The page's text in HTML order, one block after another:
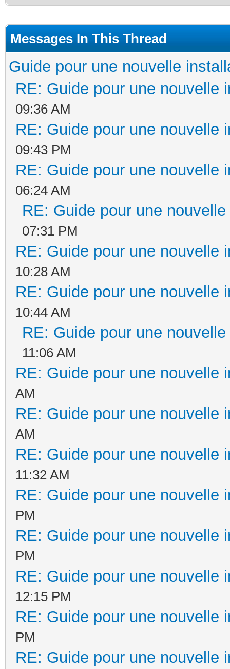
Messages In This Thread
Guide pour une nouvelle
RE: Guide pour une nouvelle
09:36 AM
RE: Guide pour une nouvelle
09:43 PM
RE: Guide pour une nouvelle
06:24 AM
RE: Guide pour une
07:31 PM
RE: Guide pour une nouvelle
10:28 AM
RE: Guide pour une nouvelle
10:44 AM
RE: Guide pour une
11:06 AM
RE: Guide pour une nouvelle
AM
RE: Guide pour une nouvelle
AM
RE: Guide pour une nouvelle
11:32 AM
RE: Guide pour une nouvelle
PM
RE: Guide pour une nouvelle
PM
RE: Guide pour une nouvelle
12:15 PM
RE: Guide pour une nouvelle
PM
RE: Guide pour une nouvelle